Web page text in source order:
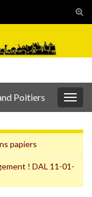
Poitiers
papiers
! DAL 11-01-